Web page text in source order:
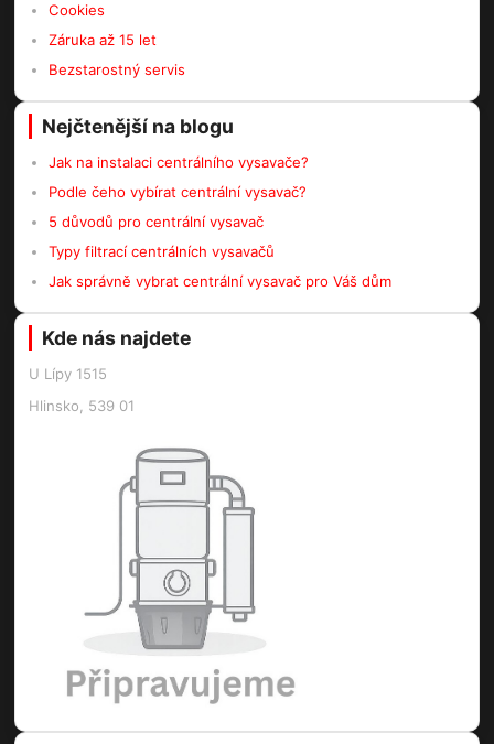
Cookies
Záruka až 15 let
Bezstarostný servis
Nejčtenější na blogu
Jak na instalaci centrálního vysavače?
Podle čeho vybírat centrální vysavač?
5 důvodů pro centrální vysavač
Typy filtrací centrálních vysavačů
Jak správně vybrat centrální vysavač pro Váš dům
Kde nás najdete
U Lípy 1515
Hlinsko, 539 01